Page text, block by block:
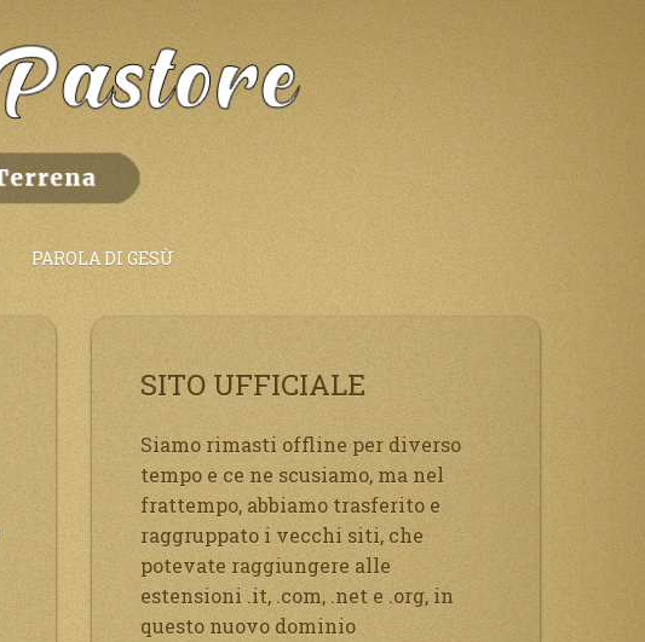
PAROLA DI GESÙ
SITO UFFICIALE
Siamo rimasti offline per diverso
tempo e ce ne scusiamo, ma nel
frattempo, abbiamo trasferito e
raggruppato i vecchi siti, che
potevate raggiungere alle
estensioni .it, .com, .net e .org, in
questo nuovo dominio